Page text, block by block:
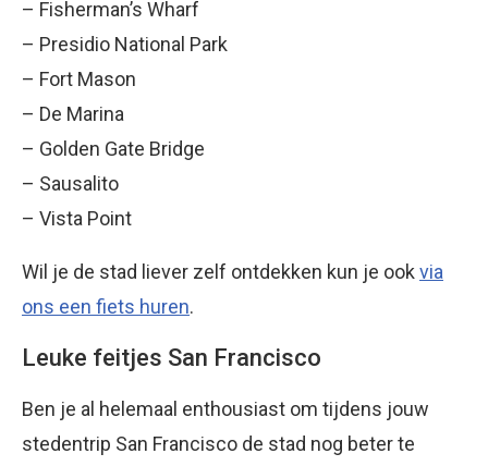
– Fisherman’s Wharf
– Presidio National Park
– Fort Mason
– De Marina
– Golden Gate Bridge
– Sausalito
– Vista Point
Wil je de stad liever zelf ontdekken kun je ookvia
ons een fiets huren.
Leuke feitjes San Francisco
Ben je al helemaal enthousiast om tijdens jouw
stedentrip San Francisco de stad nog beter te